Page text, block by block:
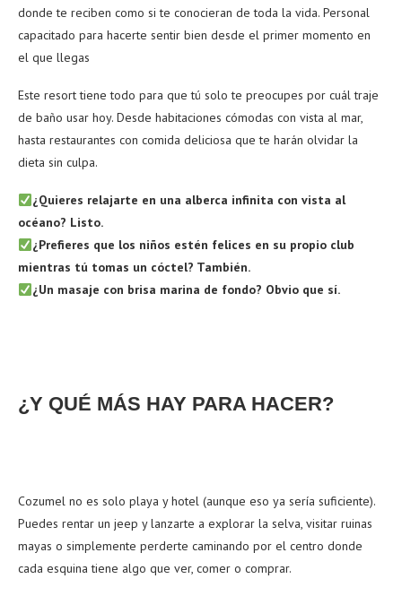
donde te reciben como si te conocieran de toda la vida. Personal
capacitado para hacerte sentir bien desde el primer momento en
el que llegas
Este resort tiene todo para que tú solo te preocupes por cuál traje
de baño usar hoy. Desde habitaciones cómodas con vista al mar,
hasta restaurantes con comida deliciosa que te harán olvidar la
dieta sin culpa.
¿Quieres relajarte en una alberca infinita con vista al
océano? Listo.
¿Prefieres que los niños estén felices en su propio club
mientras tú tomas un cóctel? También.
¿Un masaje con brisa marina de fondo? Obvio que sí.
¿Y QUÉ MÁS HAY PARA HACER?
Cozumel no es solo playa y hotel (aunque eso ya sería suficiente).
Puedes rentar un jeep y lanzarte a explorar la selva, visitar ruinas
mayas o simplemente perderte caminando por el centro donde
cada esquina tiene algo que ver, comer o comprar.